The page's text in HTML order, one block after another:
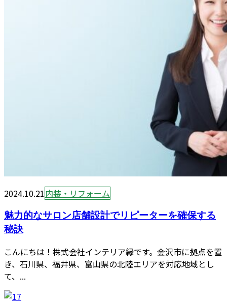
2024.10.21内装・リフォーム
魅力的なサロン店舗設計でリピーターを確保する
秘訣
こんにちは！株式会社インテリア縁です。金沢市に拠点を置
き、石川県、福井県、富山県の北陸エリアを対応地域とし
て、...